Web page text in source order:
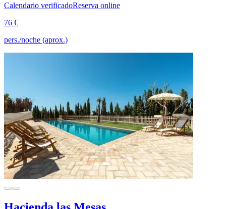
Calendario verificadoReserva online
76 €
pers./noche (aprox.)